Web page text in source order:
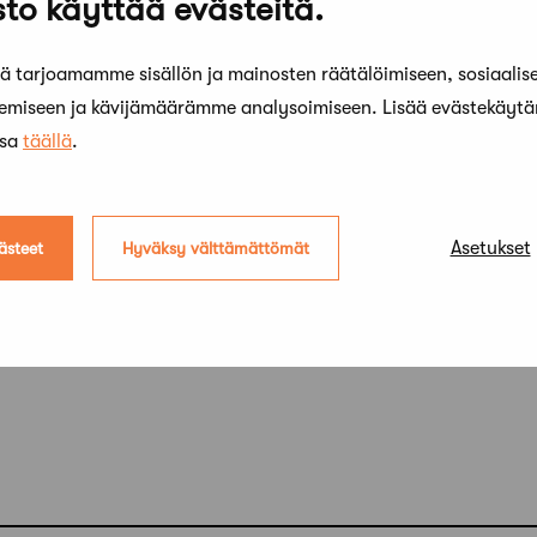
käyttää evästeitä.
tarjoamamme sisällön ja mainosten räätälöimiseen,
ja kävijämäärämme analysoimiseen. Lisää
täällä.
Hyväksy välttämättömät Asetukset
Kontukoski Oy